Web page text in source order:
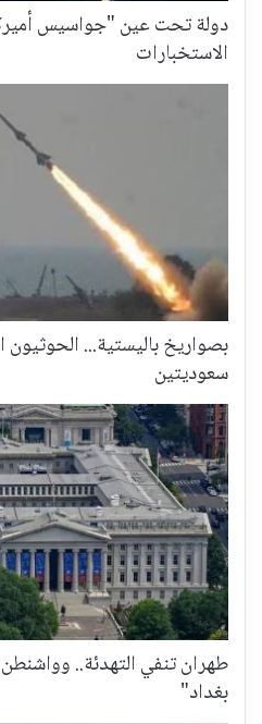
دولة تحت عين "جواسيس
الاستخبارات
بصواريخ باليستية...
سعوديتين
طهران تنفي التهدئة..
بغداد"